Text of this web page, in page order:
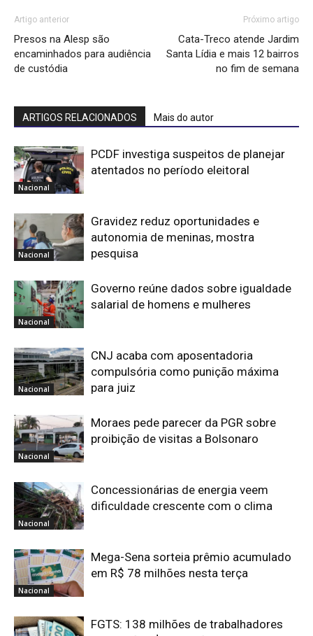
Artigo anterior
Presos na Alesp são
encaminhados para audiência
de custódia
Próximo artigo
Cata-Treco atende Jardim
Santa Lídia e mais 12 bairros
no fim de semana
ARTIGOS RELACIONADOS Mais do autor
Nacional
PCDF investiga suspeitos de planejar
atentados no período eleitoral
Nacional
Gravidez reduz oportunidades e
autonomia de meninas, mostra
pesquisa
Nacional
Governo reúne dados sobre igualdade
salarial de homens e mulheres
Nacional
CNJ acaba com aposentadoria
compulsória como punição máxima
para juiz
Nacional
Moraes pede parecer da PGR sobre
proibição de visitas a Bolsonaro
Nacional
Concessionárias de energia veem
dificuldade crescente com o clima
Nacional
Mega-Sena sorteia prêmio acumulado
em R$ 78 milhões nesta terça
FGTS: 138 milhões de trabalhadores